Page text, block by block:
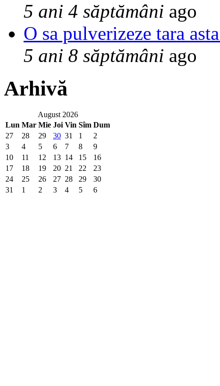
5 ani 4 săptămâni ago
O sa pulverizeze tara
5 ani 8 săptămâni ago
Arhivă
August 2026
Lun Mar Mie Joi Vin Sîm Dum
27
28 29 30 31 1
2
3
4 5 6 7 8
9
10
11 12 13 14 15
16
17
18 19 20 21 22
23
24
25 26 27 28 29
30
31
1 2 3 4 5 6